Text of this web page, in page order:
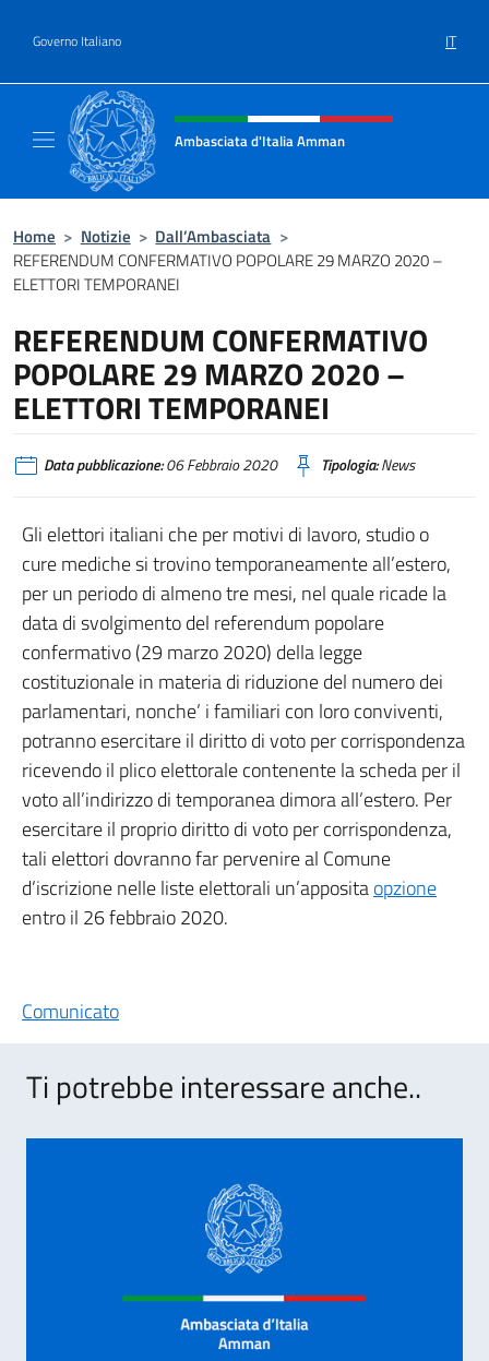
Governo Italiano IT
Intestazione sito, social e menù
Ambasciata d'Italia Amman
Home > Notizie > Dall’Ambasciata >
REFERENDUM CONFERMATIVO POPOLARE 29 MARZO 2020 –
ELETTORI TEMPORANEI
REFERENDUM CONFERMATIVO
POPOLARE 29 MARZO 2020 –
ELETTORI TEMPORANEI
Data pubblicazione:06 Febbraio 2020 Tipologia:News
Gli elettori italiani che per motivi di lavoro, studio o
cure mediche si trovino temporaneamente all’estero,
per un periodo di almeno tre mesi, nel quale ricade la
data di svolgimento del referendum popolare
confermativo (29 marzo 2020) della legge
costituzionale in materia di riduzione del numero dei
parlamentari, nonche’ i familiari con loro conviventi,
potranno esercitare il diritto di voto per corrispondenza
ricevendo il plico elettorale contenente la scheda per il
voto all’indirizzo di temporanea dimora all’estero. Per
esercitare il proprio diritto di voto per corrispondenza,
tali elettori dovranno far pervenire al Comune
d’iscrizione nelle liste elettorali un’appositaopzione
entro il 26 febbraio 2020.
Comunicato
Ti potrebbe interessare anche..